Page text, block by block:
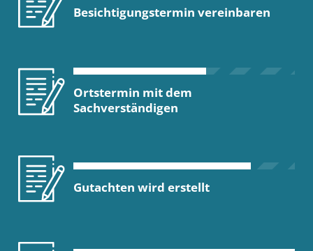
Besichtigungstermin vereinbaren
Ortstermin mit dem
Sachverständigen
Gutachten wird erstellt